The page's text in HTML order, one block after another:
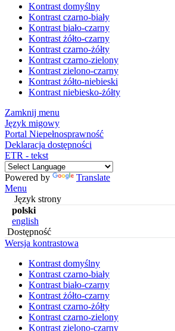
Kontrast domyślny
Kontrast czarno-biały
Kontrast biało-czarny
Kontrast żółto-czarny
Kontrast czarno-żółty
Kontrast czarno-zielony
Kontrast zielono-czarny
Kontrast żółto-niebieski
Kontrast niebiesko-żółty
Zamknij menu
Język migowy
Portal Niepełnosprawność
Deklaracja dostępności
ETR - tekst
Powered by
Translate
Menu
Język strony
polski
english
Dostępność
Wersja kontrastowa
Kontrast domyślny
Kontrast czarno-biały
Kontrast biało-czarny
Kontrast żółto-czarny
Kontrast czarno-żółty
Kontrast czarno-zielony
Kontrast zielono-czarny